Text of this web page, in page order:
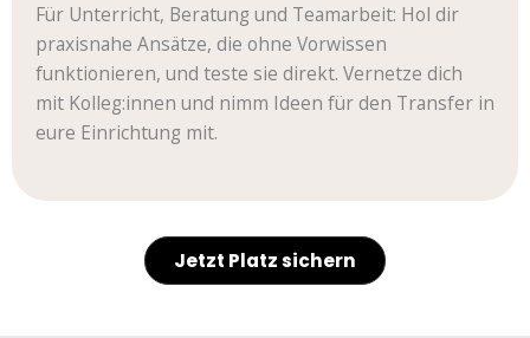
Für Unterricht, Beratung und Teamarbeit: Hol dir
praxisnahe Ansätze, die ohne Vorwissen
funktionieren, und teste sie direkt. Vernetze dich
mit Kolleg:innen und nimm Ideen für den Transfer in
eure Einrichtung mit.
Jetzt Platz sichern